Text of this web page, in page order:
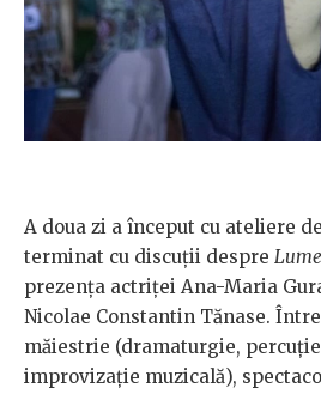
A doua zi a început cu ateliere
terminat cu discuții despre
prezența actriței Ana-Maria
Nicolae Constantin Tănase.
măiestrie (dramaturgie,
improvizație muzicală),